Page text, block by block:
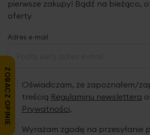
wadą produktu. Podczas kolejnych
trakcie użytkowania ręczników pylenie
pierwsze zakupy! Bądź na bieżąco,
oferty
Adres e-mail
Oświadczam, że zapoznałem/
treścią Regulaminu newslettera
Prywatności.
Wyrażam zgodę na przesyłanie
ZOBACZ OPINIE